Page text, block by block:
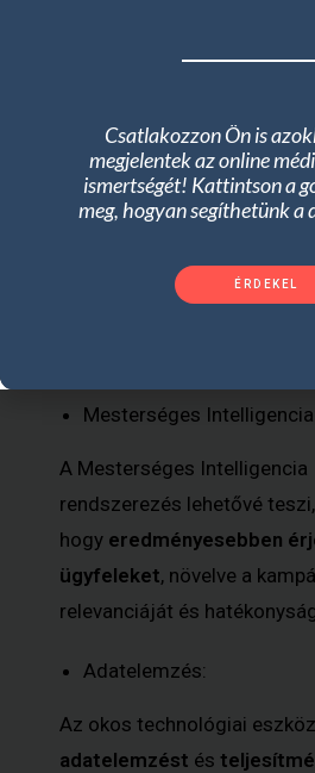
Személyre Szabott
A Mesterséges Intelligencia
azegyedi felhasználói
és ajánlatok még
Mesterséges Intelligencia
A Mesterséges
rendszerezés lehetővé teszi,
hogy eredményesebben
ügyfeleket, növelve a
relevanciáját és
Adatelemzés:
Az okos technológiai
adatelemzést és
Csatlakozzon Ön is
megjelentek az online
ismertségét! Kattintson a
meg, hogyan segíthetünk a
ÉRDEKEL